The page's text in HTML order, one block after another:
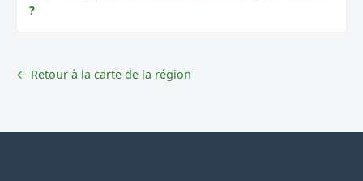
?
← Retour à la carte de la région